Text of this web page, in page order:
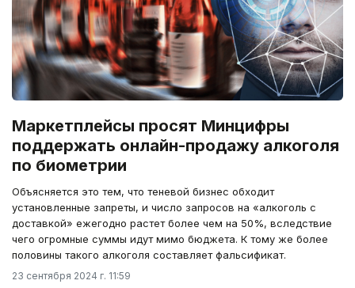
Маркетплейсы просят Минцифры
поддержать онлайн-продажу алкоголя
по биометрии
Объясняется это тем, что теневой бизнес обходит
установленные запреты, и число запросов на «алкоголь с
доставкой» ежегодно растет более чем на 50%, вследствие
чего огромные суммы идут мимо бюджета. К тому же более
половины такого алкоголя составляет фальсификат.
23 сентября 2024 г. 11:59